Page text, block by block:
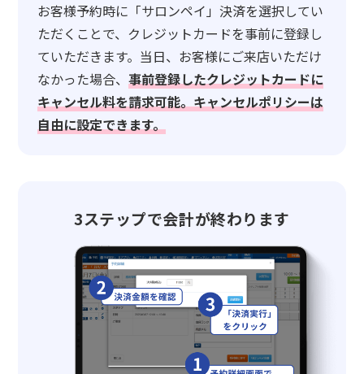
お客様予約時に「サロンペイ」決済を選択してい
ただくことで、クレジットカードを事前に登録し
ていただきます。当日、お客様にご来店いただけ
なかった場合、事前登録したクレジットカードに
キャンセル料を請求可能。キャンセルポリシーは
自由に設定できます。
3ステップで会計が終わります